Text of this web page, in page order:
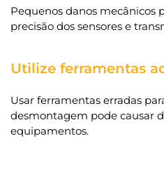
Pequenos danos mecânicos
precisão dos sensores e
Utilize ferramentas
Usar ferramentas erradas
desmontagem pode causar
equipamentos.